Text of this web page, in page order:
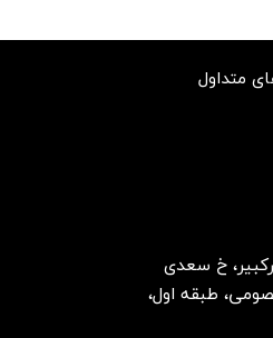
خ سعدی
طبقه اول،
متداول